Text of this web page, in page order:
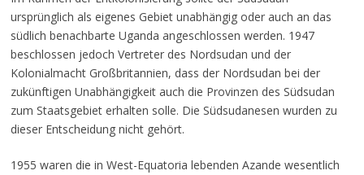
ursprünglich als eigenes Gebiet unabhängig oder auch an das
südlich benachbarte Uganda angeschlossen werden. 1947
beschlossen jedoch Vertreter des Nordsudan und der
Kolonialmacht Großbritannien, dass der Nordsudan bei der
zukünftigen Unabhängigkeit auch die Provinzen des Südsudan
zum Staatsgebiet erhalten solle. Die Südsudanesen wurden zu
dieser Entscheidung nicht gehört.
1955 waren die in West-Equatoria lebenden Azande wesentlich